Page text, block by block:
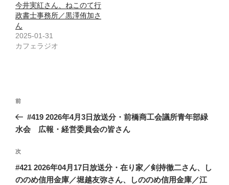
今井実紅さん、ねこのて行
政書士事務所／黒澤侑加さ
ん
2025-01-31
カフェラジオ
投
ナ
ゲ
ー
シ
前
の
投
前
#419 2026年4月3日放送分・前橋商工会議所青年部緑
水会 広報・経営委員会の皆さん
次
の
投
次
#421 2026年04月17日放送分・在り家／剣持徹二さん、し
ののめ信用金庫／堀越友弥さん、しののめ信用金庫／江